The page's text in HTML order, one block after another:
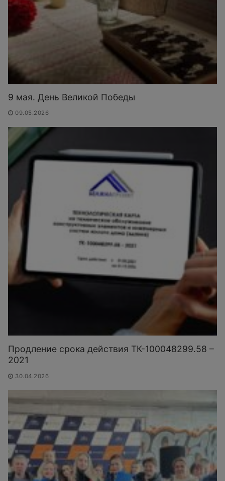
9 мая. День Великой Победы
09.05.2026
Продление срока действия ТК-100048299.58 –
2021
30.04.2026